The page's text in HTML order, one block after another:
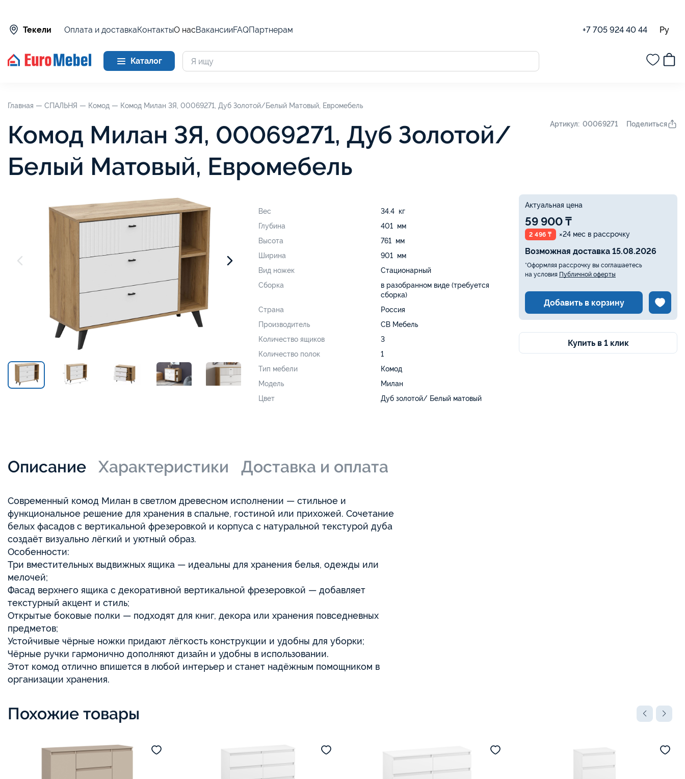
Текели Оплата и доставкаКонтактыО насВакансииFAQПартнерам +7 705 924 40 44 Ру
Каталог
Главная — СПАЛЬНЯ — Комод — Комод Милан 3Я, 00069271, Дуб Золотой/Белый Матовый, Евромебель
Комод Милан 3Я, 00069271, Дуб Золотой/
Белый Матовый, Евромебель
Артикул: 00069271 Поделиться
Вес
34.4 кг
Глубина
401 мм
Высота
761 мм
Ширина
901 мм
Вид ножек
Стационарный
Сборка
в разобранном виде (требуется
сборка)
Страна
Россия
Производитель
СВ Мебель
Количество ящиков
3
Количество полок
1
Тип мебели
Комод
Модель
Милан
Цвет
Дуб золотой/ Белый матовый
Актуальная цена
59 900 ₸
2 496 ₸ ×24 мес в рассрочку
Возможная доставка 15.08.2026
*Оформляя рассрочку вы соглашаетесь
на условия Публичной оферты
Добавить в корзину
Купить в 1 клик
Описание Характеристики Доставка и оплата
Современный комод Милан в светлом древесном исполнении — стильное и
функциональное решение для хранения в спальне, гостиной или прихожей. Сочетание
белых фасадов с вертикальной фрезеровкой и корпуса с натуральной текстурой дуба
создаёт визуально лёгкий и уютный образ.
Особенности:
Три вместительных выдвижных ящика — идеальны для хранения белья, одежды или
мелочей;
Фасад верхнего ящика с декоративной вертикальной фрезеровкой — добавляет
текстурный акцент и стиль;
Открытые боковые полки — подходят для книг, декора или хранения повседневных
предметов;
Устойчивые чёрные ножки придают лёгкость конструкции и удобны для уборки;
Чёрные ручки гармонично дополняют дизайн и удобны в использовании.
Этот комод отлично впишется в любой интерьер и станет надёжным помощником в
организации хранения.
Похожие товары